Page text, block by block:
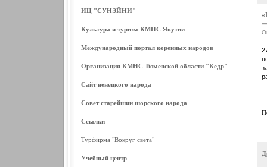
ИЦ "СУНЭЙНИ"
Культура и туризм КМНС Якутии
Международный портал коренных народов
Организация КМНС Тюменской области "Кедр"
Сайт ненецкого народа
Совет старейшин шорского народа
Ссылки
Турфирма "Вокруг света"
Учебный центр